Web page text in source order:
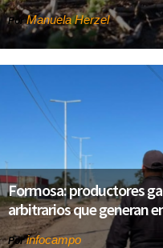
PorManuela Herzel
Formosa: productores
arbitrarios que generan
Porinfocampo